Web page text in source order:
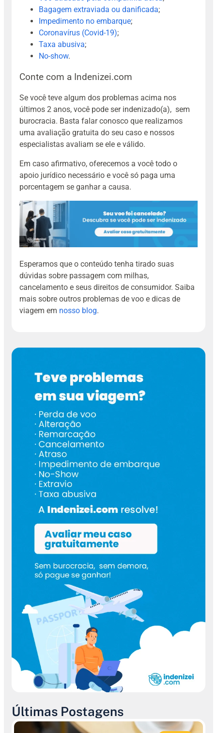
Bagagem extraviada ou danificada;
Impedimento no embarque;
Coronavírus (Covid-19);
Taxa abusiva;
No-show.
Conte com a Indenizei.com
Se você teve algum dos problemas acima nos
últimos 2 anos, você pode ser indenizado(a), sem
burocracia. Basta falar conosco que realizamos
uma avaliação gratuita do seu caso e nossos
especialistas avaliam se ele e válido.
Em caso afirmativo, oferecemos a você todo o
apoio jurídico necessário e você só paga uma
porcentagem se ganhar a causa.
Esperamos que o conteúdo tenha tirado suas
dúvidas sobre passagem com milhas,
cancelamento e seus direitos de consumidor. Saiba
mais sobre outros problemas de voo e dicas de
viagem em nosso blog.
Últimas Postagens